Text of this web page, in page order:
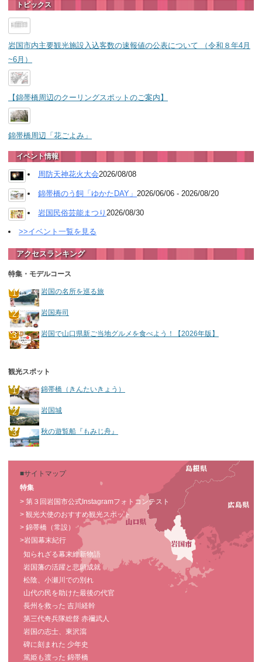
トピックス
岩国市内主要観光施設入込客数の速報値の公表について （令和８年4月
~6月）
【錦帯橋周辺のクーリングスポットのご案内】
錦帯橋周辺「花ごよみ」
イベント情報
周防天神花火大会2026/08/08
錦帯橋のう飼「ゆかたDAY」 2026/06/06 - 2026/08/20
岩国民俗芸能まつり 2026/08/30
>>イベント一覧を見る
アクセスランキング
特集・モデルコース
岩国の名所を巡る旅
岩国寿司
岩国で山口県新ご当地グルメを食べよう！【2026年版】
観光スポット
錦帯橋（きんたいきょう）
岩国城
秋の遊覧船『もみじ舟』
■サイトマップ
特集
> 第３回岩国市公式Instagramフォトコンテスト
> 観光大使のおすすめ観光スポット
> 錦帯橋（常設）
>岩国幕末紀行
知られざる幕末維新物語
岩国藩の活躍と悲願成就
松陰、小瀬川での別れ
山代の民を助けた最後の代官
長州を救った 吉川経幹
第三代奇兵隊総督 赤禰武人
岩国の志士、東沢瀉
碑に刻まれた 少年史
篤姫も渡った 錦帯橋